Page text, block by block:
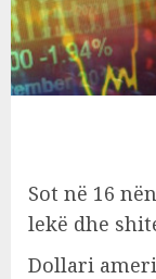
Sot në 16
lekë dhe
Dollari